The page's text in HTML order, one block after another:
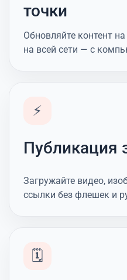
точки
Обновляйте контент
на всей сети — с
⚡
Публикация
Загружайте видео,
ссылки без флешек и
🗓️